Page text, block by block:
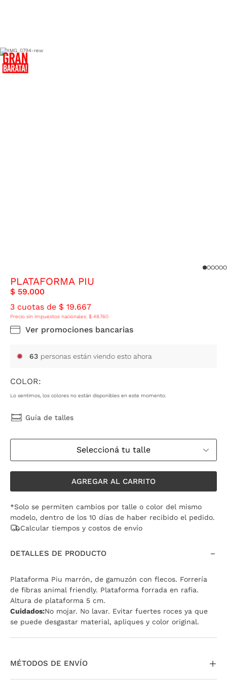
PLATAFORMA PIU
$ 59.000
3 cuotas de $ 19.667
Precio sin impuestos nacionales: $ 48760
Ver promociones bancarias
63 personas están viendo esto ahora
COLOR:
Lo sentimos, los colores no están disponibles en este momento.
Guía de talles
Seleccioná tu talle
AGREGAR AL CARRITO
*Solo se permiten cambios por talle o color del mismo
modelo, dentro de los 10 días de haber recibido el pedido.
Calcular tiempos y costos de envío
DETALLES DE PRODUCTO
Plataforma Piu marrón, de gamuzón con flecos. Forrería
de fibras animal friendly. Plataforma forrada en rafia.
Altura de plataforma 5 cm.
Cuidados:No mojar. No lavar. Evitar fuertes roces ya que
se puede desgastar material, apliques y color original.
MÉTODOS DE ENVÍO